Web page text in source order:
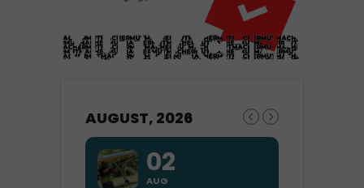
AUGUST, 2026
02
AUG